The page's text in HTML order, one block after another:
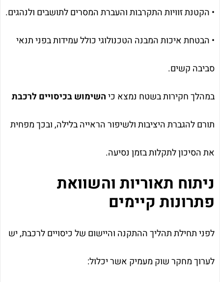
• הקטנת זוויות התקרבות והעברת המסרים לתושבים ולנהגים.
• הבטחת איכות המבנה הטכנולוגי כולל עמידות בפני תנאי
סביבה קשים.
במהלך חקירות בשטח נמצא כיהשימוש בכיסויים לרכבת
תורם להגברת היציבות ולשיפור הראייה בלילה, ובכך מפחית
את הסיכון לתקלות בזמן נסיעה.
ניתוח תאוריות והשוואת
פתרונות קיימים
לפני תחילת תהליך ההתקנה והיישום של כיסויים לרכבת, יש
לערוך מחקר שוק מעמיק אשר יכלול: